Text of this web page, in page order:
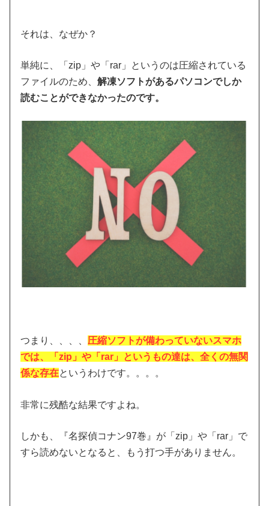
それは、なぜか？
単純に、「zip」や「rar」というのは圧縮されている
ファイルのため、解凍ソフトがあるパソコンでしか
読むことができなかったのです。
つまり、、、、圧縮ソフトが備わっていないスマホ
では、「zip」や「rar」というもの達は、全くの無関
係な存在というわけです。。。。
非常に残酷な結果ですよね。
しかも、『名探偵コナン97巻』が「zip」や「rar」で
すら読めないとなると、もう打つ手がありません。